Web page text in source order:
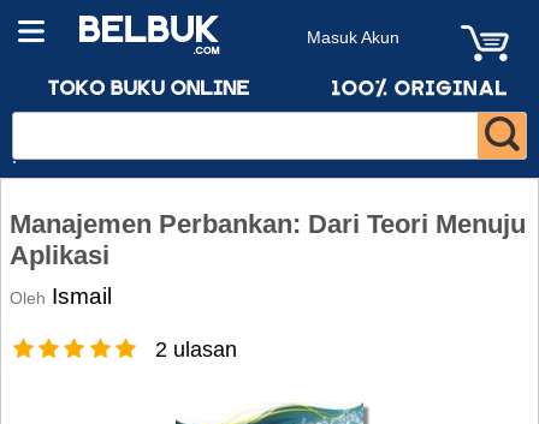
Masuk Akun
Manajemen Perbankan: Dari Teori Menuju
Aplikasi
Oleh Ismail
2 ulasan